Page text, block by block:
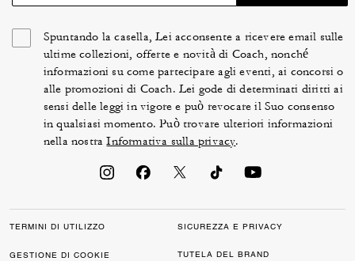
Spuntando la casella, Lei acconsente a ricevere email sulle
ultime collezioni, offerte e novità di Coach, nonché
informazioni su come partecipare agli eventi, ai concorsi o
alle promozioni di Coach. Lei gode di determinati diritti ai
sensi delle leggi in vigore e può revocare il Suo consenso
in qualsiasi momento. Può trovare ulteriori informazioni
nella nostraInformativa sulla privacy.
TERMINI DI UTILIZZO SICUREZZA E PRIVACY
GESTIONE DI COOKIE TUTELA DEL BRAND